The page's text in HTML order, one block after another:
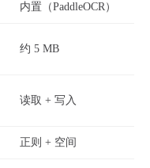
内置（PaddleOCR）
约 5 MB
读取 + 写入
正则 + 空间